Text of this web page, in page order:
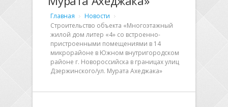
Главная
Новости
Строительство объекта «Многоэтажный
жилой дом литер «4» со встроенно-
пристроенными помещениями в 14
микрорайоне в Южном внутригородском
районе г. Новороссийска в границах улиц
Дзержинского/ул. Мурата Ахеджака»